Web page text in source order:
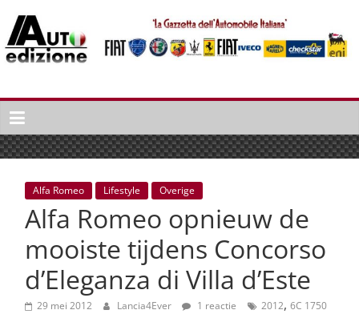
naar
inhoud
Auto
Edizione
La
Gazetta
dell'Automobile
Italiana
autonieuws
lifestyle
Alfa Romeo Lifestyle Overige
Alfa Romeo opnieuw de
mooiste tijdens Concorso
d’Eleganza di Villa d’Este
29 mei 2012 Lancia4Ever 1 reactie 2012, 6C 1750